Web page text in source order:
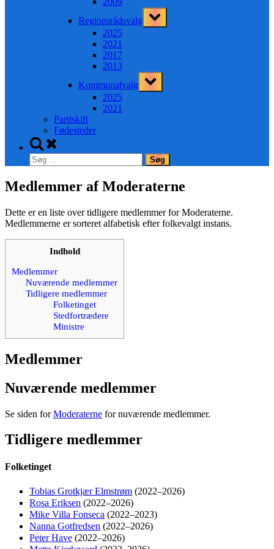
Regionsrådsvalg
Toggle
sub-
2025
2021
2017
2013
Kommunalvalg
Toggle
sub-
2025
2021
Partiskift
Fødesteder
Toggle
search
form
Søg
efter:
Medlemmer af Moderaterne
Dette er en liste over tidligere medlemmer for Moderaterne.
Medlemmerne er sorteret alfabetisk efter folkevalgt instans.
Indhold
Medlemmer
Nuværende medlemmer
Tidligere medlemmer
Folketinget
Stedfortrædere
Ministre
Medlemmer
Nuværende medlemmer
Se siden forModeraterne for nuværende medlemmer.
Tidligere medlemmer
Folketinget
Tobias Grotkjær Elmstrøm (2022–2026)
Rosa Eriksen (2022–2026)
Mike Villa Fonseca (2022–2023)
Nanna Gotfredsen (2022–2026)
Peter Have (2022–2026)